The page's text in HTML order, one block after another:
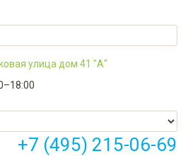
улица дом 41 "А"
+7 (495) 215-06-69